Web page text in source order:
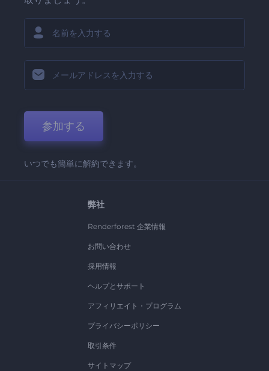
参加する
いつでも簡単に解約できます。
弊社
Renderforest 企業情報
お問い合わせ
採用情報
ヘルプとサポート
アフィリエイト・プログラム
プライバシーポリシー
取引条件
サイトマップ